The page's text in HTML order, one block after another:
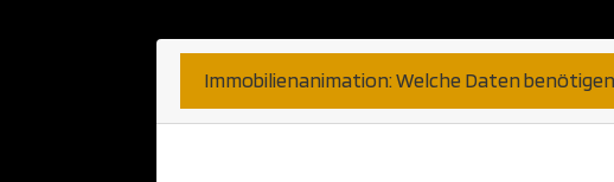
Immobilienanimation: Welche Daten